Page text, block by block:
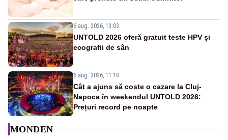
6 aug. 2026, 13:03
UNTOLD 2026 oferă gratuit teste HPV și
ecografii de sân
6 aug. 2026, 11:18
Cât a ajuns să coste o cazare la Cluj-
Napoca în weekendul UNTOLD 2026:
Prețuri record pe noapte
MONDEN